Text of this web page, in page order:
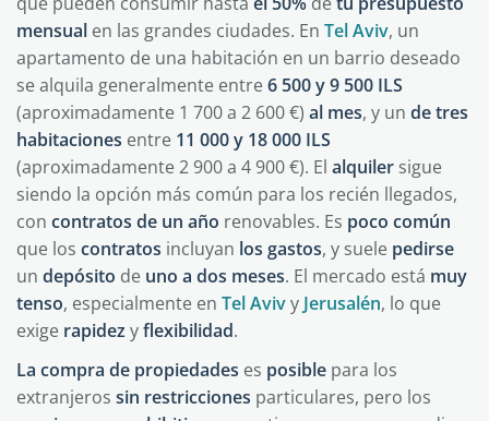
mensual en las grandes ciudades. En Tel Aviv, un
apartamento de una habitación en un barrio deseado
se alquila generalmente entre6 500 y 9 500 ILS
(aproximadamente 1 700 a 2 600 €) al mes, y un de tres
habitaciones entre 11 000 y 18 000 ILS
(aproximadamente 2 900 a 4 900 €). El alquiler sigue
siendo la opción más común para los recién llegados,
con contratos de un año renovables. Es poco común
que los contratos incluyan los gastos, y suele pedirse
un depósito de uno a dos meses. El mercado está muy
tenso, especialmente en Tel Avivy Jerusalén, lo que
exige rapidez yflexibilidad.
La compra de propiedades es posible para los
extranjeros sin restricciones particulares, pero los